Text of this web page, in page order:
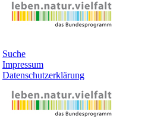
Suche
Impressum
Datenschutzerklärung